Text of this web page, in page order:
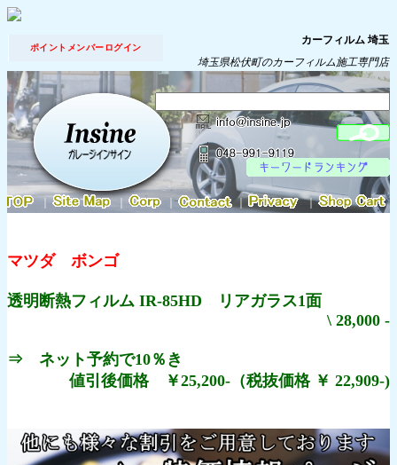
ポイントメンバーログイン
カーフィルム 埼玉
埼玉県松伏町のカーフィルム施工専門店
｜ ｜ ｜
マツダ ボンゴ
透明断熱フィルム IR-85HD リアガラス1面
\ 28,000 -
⇒ ネット予約で10％き
値引後価格 ￥25,200-（税抜価格 ￥ 22,909-)